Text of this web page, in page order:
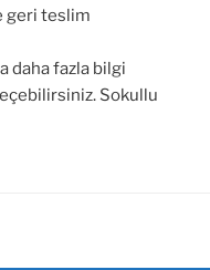
geri teslim
daha fazla bilgi
Sokullu